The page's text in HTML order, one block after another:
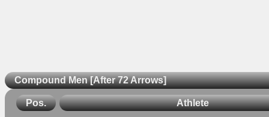
Compound Men [After 72 Arrows]
Pos. Athlete